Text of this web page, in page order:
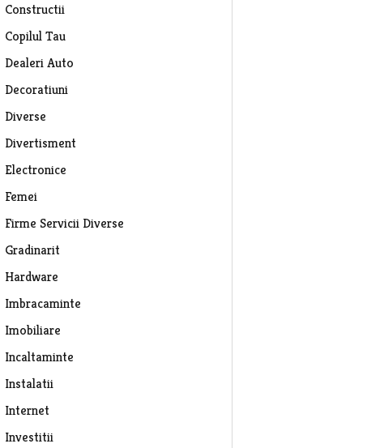
Constructii
Copilul Tau
Dealeri Auto
Decoratiuni
Diverse
Divertisment
Electronice
Femei
Firme Servicii Diverse
Gradinarit
Hardware
Imbracaminte
Imobiliare
Incaltaminte
Instalatii
Internet
Investitii